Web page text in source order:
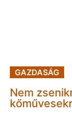
GAZDASÁG
Nem